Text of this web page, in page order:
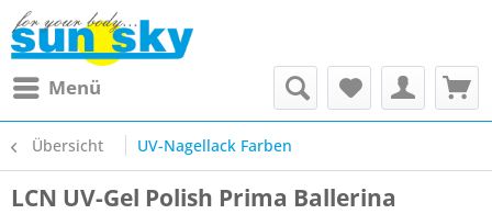
Menü
Übersicht UV-Nagellack Farben
LCN UV-Gel Polish Prima Ballerina